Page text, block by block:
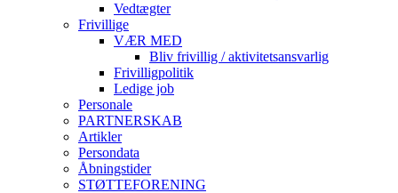
Vedtægter
Frivillige
VÆR MED
Bliv frivillig / aktivitetsansvarlig
Frivilligpolitik
Ledige job
Personale
PARTNERSKAB
Artikler
Persondata
Åbningstider
STØTTEFORENING